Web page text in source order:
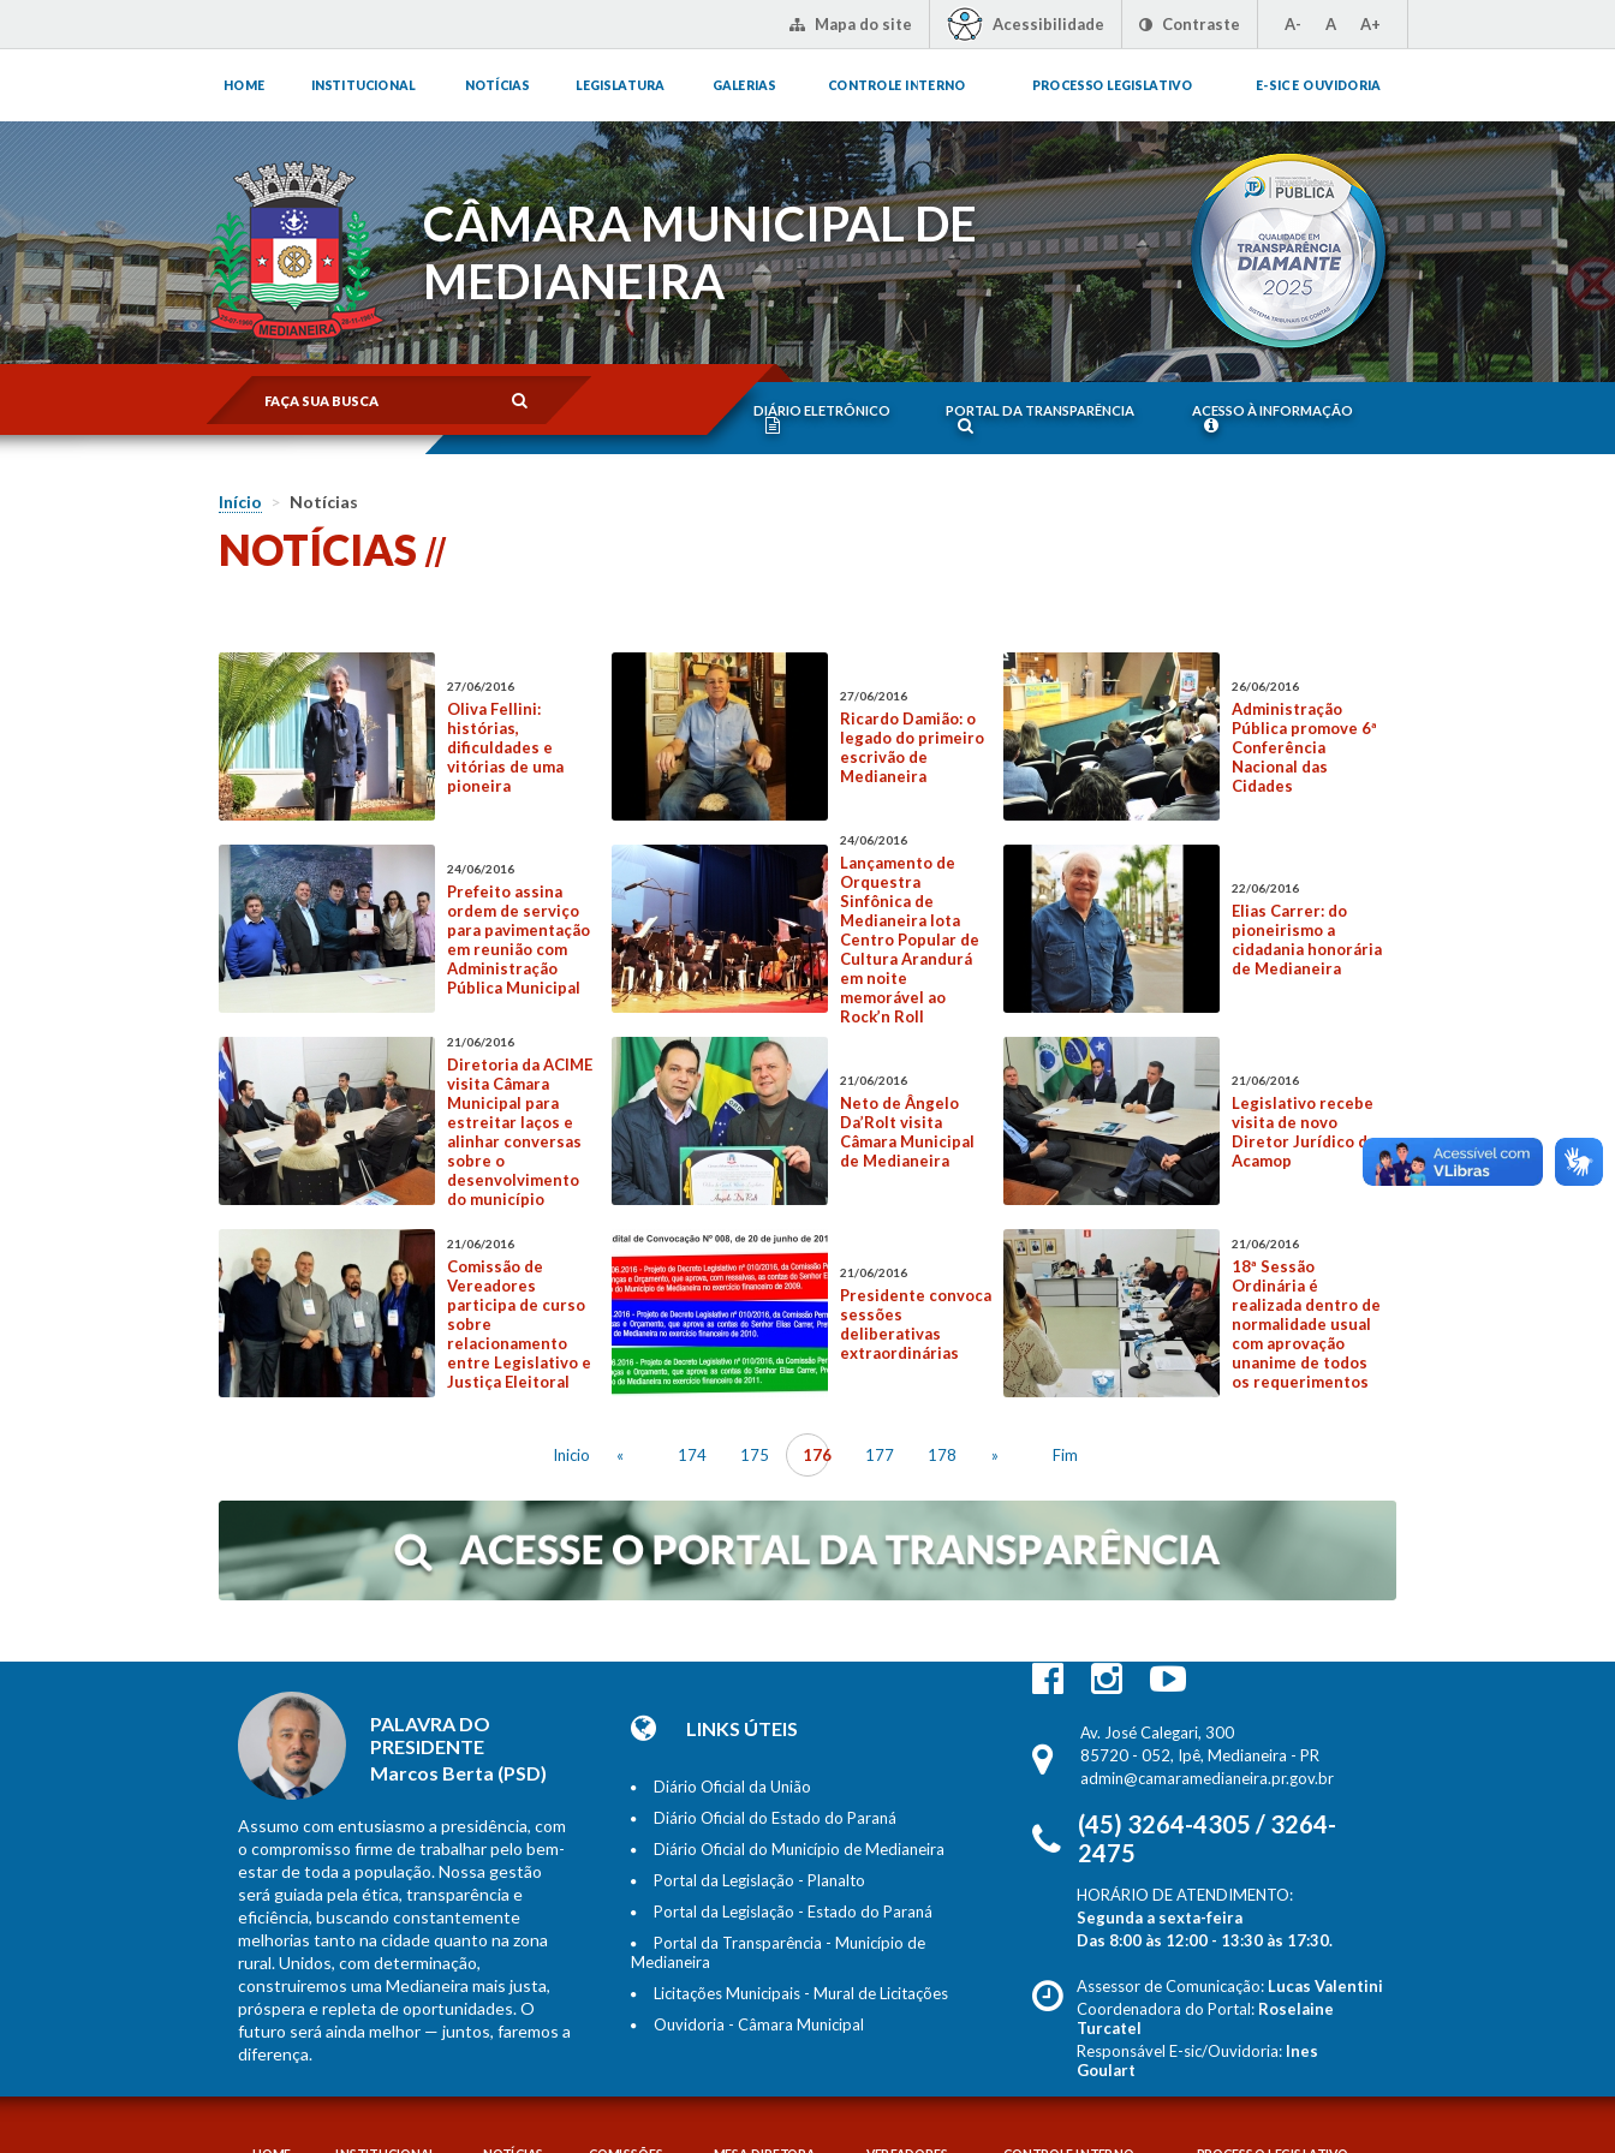
Mapa do site Acessibilidade Contraste A- A A+
HOME INSTITUCIONAL NOTÍCIAS LEGISLATURA GALERIAS CONTROLE INTERNO PROCESSO LEGISLATIVO E-SIC E OUVIDORIA
CÂMARA MUNICIPAL DE
MEDIANEIRA
DIÁRIO ELETRÔNICO PORTAL DA TRANSPARÊNCIA ACESSO À INFORMAÇÃO
Início > Notícias
NOTÍCIAS
27/06/2016
Oliva Fellini:
histórias,
dificuldades e
vitórias de uma
pioneira
27/06/2016
Ricardo Damião: o
legado do primeiro
escrivão de
Medianeira
26/06/2016
Administração
Pública promove 6ª
Conferência
Nacional das
Cidades
24/06/2016
Prefeito assina
ordem de serviço
para pavimentação
em reunião com
Administração
Pública Municipal
24/06/2016
Lançamento de
Orquestra
Sinfônica de
Medianeira lota
Centro Popular de
Cultura Arandurá
em noite
memorável ao
Rock’n Roll
22/06/2016
Elias Carrer: do
pioneirismo a
cidadania honorária
de Medianeira
21/06/2016
Diretoria da ACIME
visita Câmara
Municipal para
estreitar laços e
alinhar conversas
sobre o
desenvolvimento
do município
21/06/2016
Neto de Ângelo
Da’Rolt visita
Câmara Municipal
de Medianeira
21/06/2016
Legislativo recebe
visita de novo
Diretor Jurídico da
Acamop
21/06/2016
Comissão de
Vereadores
participa de curso
sobre
relacionamento
entre Legislativo e
Justiça Eleitoral
21/06/2016
Presidente convoca
sessões
deliberativas
extraordinárias
21/06/2016
18ª Sessão
Ordinária é
realizada dentro de
normalidade usual
com aprovação
unanime de todos
os requerimentos
Inicio « 174 175 176 177 178 » Fim
PALAVRA DO
PRESIDENTE
Marcos Berta (PSD)
Assumo com entusiasmo a presidência, com
o compromisso firme de trabalhar pelo bem-
estar de toda a população. Nossa gestão
será guiada pela ética, transparência e
eficiência, buscando constantemente
melhorias tanto na cidade quanto na zona
rural. Unidos, com determinação,
construiremos uma Medianeira mais justa,
próspera e repleta de oportunidades. O
futuro será ainda melhor — juntos, faremos a
diferença.
LINKS ÚTEIS
Diário Oficial da União
Diário Oficial do Estado do Paraná
Diário Oficial do Município de Medianeira
Portal da Legislação - Planalto
Portal da Legislação - Estado do Paraná
Portal da Transparência - Município de
Medianeira
Licitações Municipais - Mural de Licitações
Ouvidoria - Câmara Municipal
Av. José Calegari, 300
85720 - 052, Ipê, Medianeira - PR
admin@camaramedianeira.pr.gov.br
(45) 3264-4305 / 3264-
2475
HORÁRIO DE ATENDIMENTO:
Segunda a sexta-feira
Das 8:00 às 12:00 - 13:30 às 17:30.
Assessor de Comunicação: Lucas Valentini
Coordenadora do Portal: Roselaine
Turcatel
Responsável E-sic/Ouvidoria: Ines
Goulart